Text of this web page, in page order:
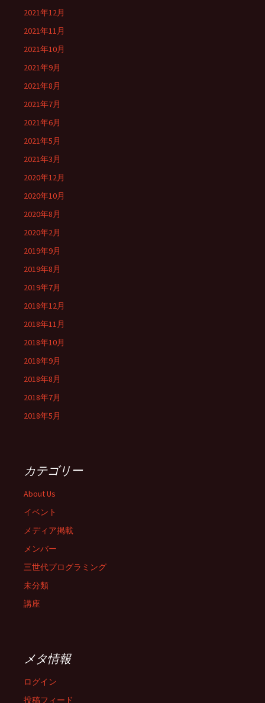
2021年12月
2021年11月
2021年10月
2021年9月
2021年8月
2021年7月
2021年6月
2021年5月
2021年3月
2020年12月
2020年10月
2020年8月
2020年2月
2019年9月
2019年8月
2019年7月
2018年12月
2018年11月
2018年10月
2018年9月
2018年8月
2018年7月
2018年5月
カテゴリー
About Us
イベント
メディア掲載
メンバー
三世代プログラミング
未分類
講座
メタ情報
ログイン
投稿フィード